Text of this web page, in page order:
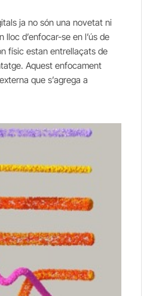
ja no són una novetat ni
d’enfocar-se en l’ús de
físic estan entrellaçats de
Aquest enfocament
que s’agrega a